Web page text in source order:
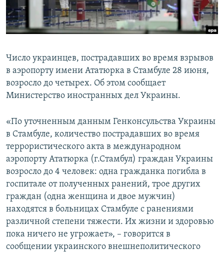
КРЫМ.НЕПОКОРЕННЫЙ
ELIFBE
Все сайты RFE/RL
Число украинцев, пострадавших во время взрывов
в аэропорту имени Ататюрка в Стамбуле 28 июня,
возросло до четырех. Об этом сообщает
Министерство иностранных дел Украины.
«По уточненным данным Генконсульства Украины
в Стамбуле, количество пострадавших во время
террористического акта в международном
аэропорту Ататюрка (г.Стамбул) граждан Украины
возросло до 4 человек: одна гражданка погибла в
госпитале от полученных ранений, трое других
граждан (одна женщина и двое мужчин)
находятся в больницах Стамбуле с ранениями
различной степени тяжести. Их жизни и здоровью
пока ничего не угрожает», – говорится в
сообщении украинского внешнеполитического